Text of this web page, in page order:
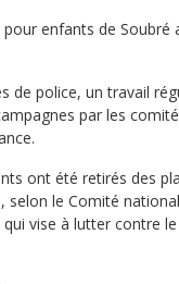
enfants de Soubré
de police, un travail
par les
ont été retirés des
selon le Comité
qui vise à lutter contre